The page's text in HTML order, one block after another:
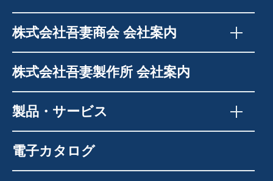
株式会社吾妻商会 会社案内
株式会社吾妻製作所 会社案内
製品・サービス
電子カタログ